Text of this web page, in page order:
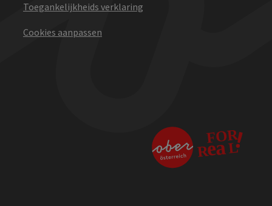
Toegankelijkheids verklaring
Cookies aanpassen